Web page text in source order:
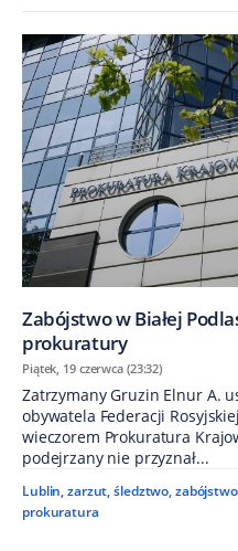
Zabójstwo w Białej
prokuratury
Piątek, 19 czerwca (23:32)
Zatrzymany Gruzin Elnur A.
obywatela Federacji
wieczorem Prokuratura
podejrzany nie przyznał...
Lublin,zarzut,śledztwo,zabójstwo
prokuratura